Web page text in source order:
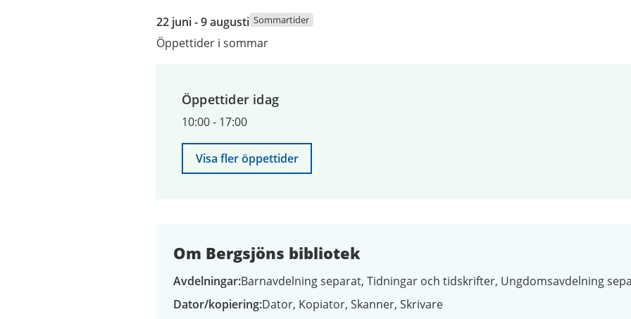
22
juni
2026
augusti
22 juni - 9 augusti Sommartider
Öppettider i sommar
Öppettider idag
10:00- 17:00
Visa fler öppettider
Om Bergsjöns bibliotek
Avdelningar Barnavdelning separat Tidningar och tidskrifter Ungdomsavdelning
Dator/kopiering Dator Kopiator Skanner Skrivare